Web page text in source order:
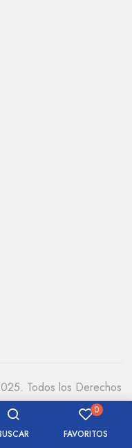
0
FAVORITOS
Todos los Derechos